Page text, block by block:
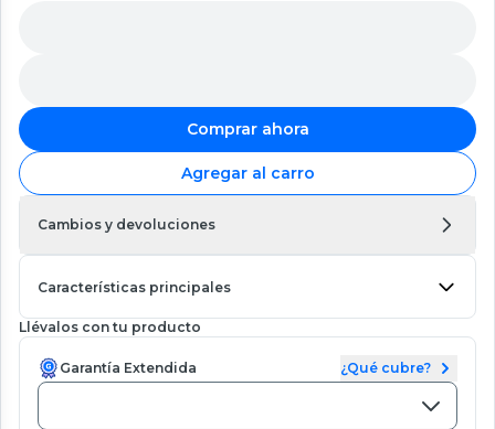
Comprar ahora
Agregar al carro
Cambios y devoluciones
Características principales
Llévalos con tu producto
Garantía Extendida ¿Qué cubre?